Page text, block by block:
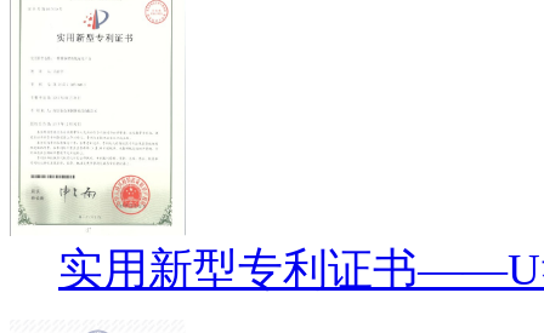
实用新型专利证书